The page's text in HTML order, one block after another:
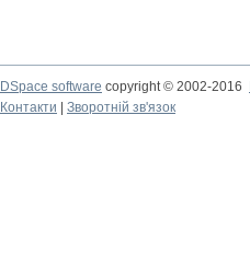
DSpace software copyright © 2002-2016
Контакти
Зворотній зв'язок